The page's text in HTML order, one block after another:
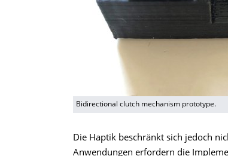
Bidirectional clutch mechanism prototype.
Die Haptik beschränkt sich jedoch
Anwendungen erfordern die